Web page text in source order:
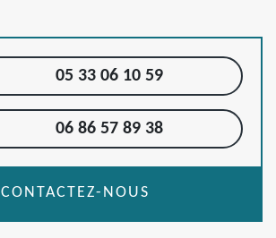
05 33 06 10 59
06 86 57 89 38
CONTACTEZ-NOUS